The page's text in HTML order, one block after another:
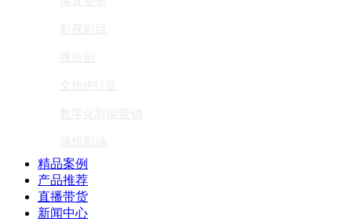
精品案例
产品推荐
直播带货
新闻中心